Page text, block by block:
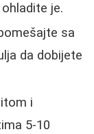
je.
sa
da dobijete
i
5-10